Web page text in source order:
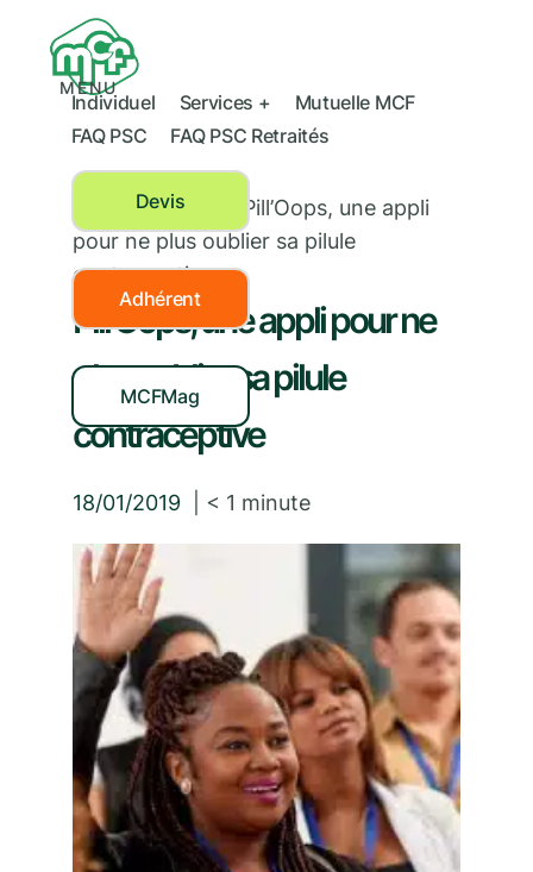
MENU
Individuel Services +
Mutuelle MCF
FAQ PSC
FAQ PSC Retraités
Devis
Adhérent
MCFMag
Santé féminine
Pill’Oops, une appli
pour ne plus oublier sa pilule
contraceptive
Pill’Oops, une appli pour ne
plus oublier sa pilule
contraceptive
18/01/2019 < 1 minute